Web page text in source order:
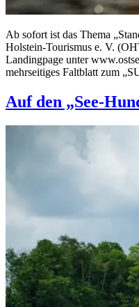
Ab sofort ist das Thema
Holstein-Tourismus e. V.
Landingpage unter
mehrseitiges Faltblatt zum
Auf den „See-